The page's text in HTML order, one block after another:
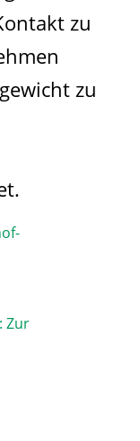
zu
zu
Zur